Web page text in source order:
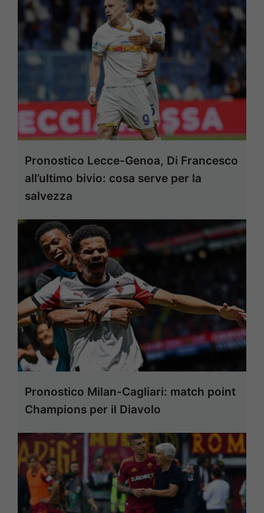
Pronostico Lecce-Genoa, Di Francesco
all’ultimo bivio: cosa serve per la
salvezza
Pronostico Milan-Cagliari: match point
Champions per il Diavolo